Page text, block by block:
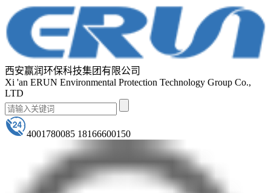
西安赢润环保科技集团有限公司
Xi 'an ERUN Environmental Protection Technology Group Co.,
LTD
4001780085 18166600150